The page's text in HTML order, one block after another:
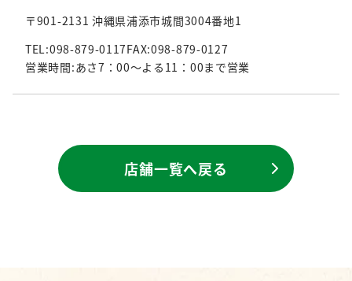
〒901-2131 沖縄県浦添市城間3004番地1
TEL:098-879-0117FAX:098-879-0127
営業時間:あさ7：00～よる11：00まで営業
店舗一覧へ戻る